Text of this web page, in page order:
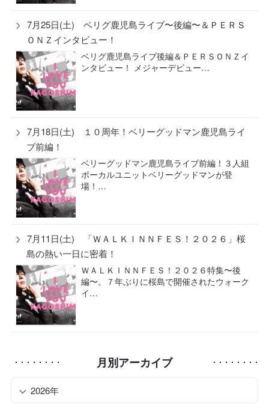
7月25日(土) ベリグ鹿児島ライブ〜後編〜＆ＰＥＲＳ
ＯＮＺインタビュー！
ベリグ鹿児島ライブ後編＆ＰＥＲＳＯＮＺイ
ンタビュー！ メジャーデビュー…
7月18日(土) １０周年！ベリーグッドマン鹿児島ライ
ブ前編！
ベリーグッドマン鹿児島ライブ前編！３人組
ボーカルユニットベリーグッドマンが登
場！…
7月11日(土) 「ＷＡＬＫＩＮＮＦＥＳ！２０２６」桜
島の熱い一日に密着！
ＷＡＬＫＩＮＮＦＥＳ！２０２６特集〜後
編〜。７年ぶりに桜島で開催されたウォーク
イ…
月別アーカイブ
2026年